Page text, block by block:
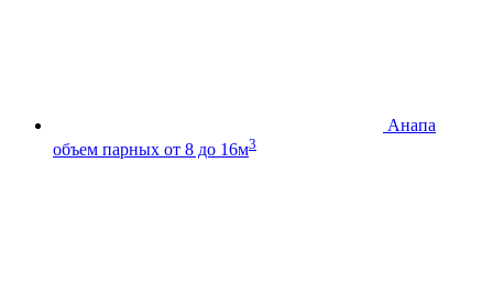
Анапа
объем парных от 8 до 16м3